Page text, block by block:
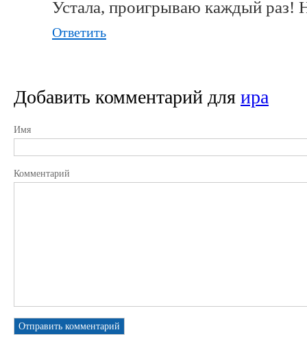
Устала, проигрываю каждый раз!
Ответить
Добавить комментарий для ира
Имя
Комментарий